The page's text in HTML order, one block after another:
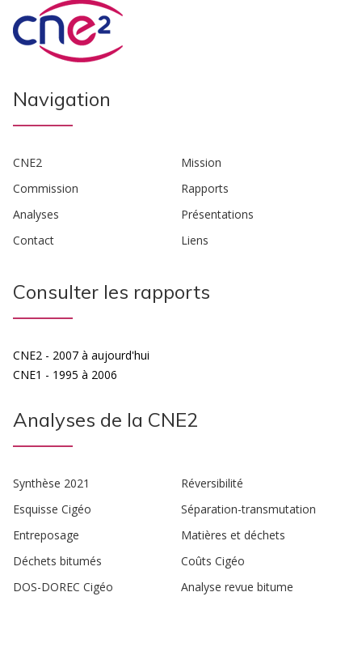
Navigation
CNE2
Mission
Commission
Rapports
Analyses
Présentations
Contact
Liens
Consulter les rapports
CNE2 - 2007 à aujourd'hui
CNE1 - 1995 à 2006
Analyses de la CNE2
Synthèse 2021
Réversibilité
Esquisse Cigéo
Séparation-transmutation
Entreposage
Matières et déchets
Déchets bitumés
Coûts Cigéo
DOS-DOREC Cigéo
Analyse revue bitume